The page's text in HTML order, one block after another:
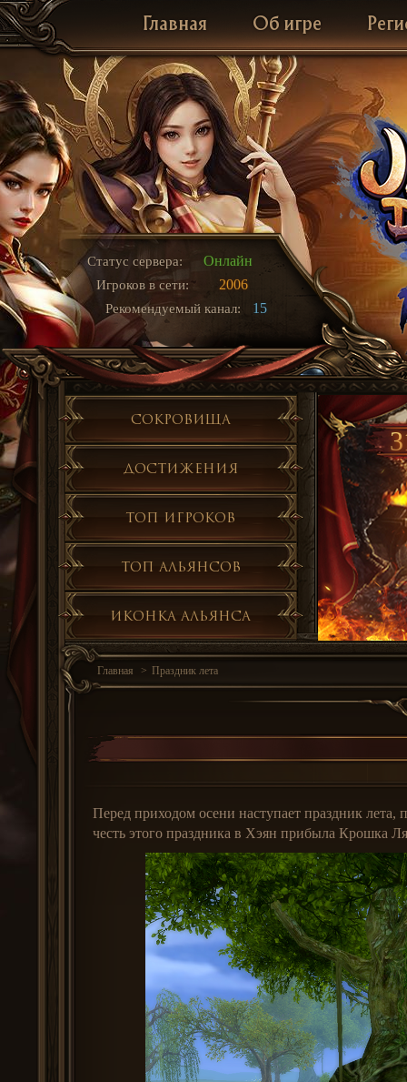
Главная Об игре
Статус сервера: Онлайн
Игроков в сети: 2006
Рекомендуемый канал: 15
Сокровища
Достижения
Топ игроков
Топ альянсов
Иконка альянса
Главная Праздник лета
Перед приходом осени наступает праздник
честь этого праздника в Хэян прибыла Крошка